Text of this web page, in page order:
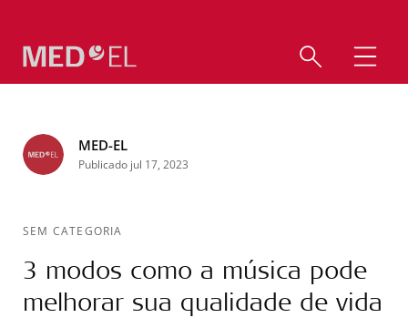
MED-EL
Publicado jul 17, 2023
SEM CATEGORIA
3 modos como a música pode
melhorar sua qualidade de vida